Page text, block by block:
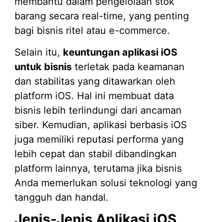
barang secara real-time, yang penting
bagi bisnis ritel atau e-commerce.
Selain itu, keuntungan aplikasi iOS
untuk bisnis terletak pada keamanan
dan stabilitas yang ditawarkan oleh
platform iOS. Hal ini membuat data
bisnis lebih terlindungi dari ancaman
siber. Kemudian, aplikasi berbasis iOS
juga memiliki reputasi performa yang
lebih cepat dan stabil dibandingkan
platform lainnya, terutama jika bisnis
Anda memerlukan solusi teknologi yang
tangguh dan handal.